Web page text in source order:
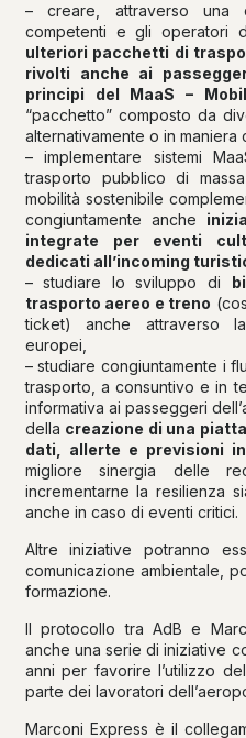
– creare, attraverso una
competenti e gli operatori
ulteriori pacchetti di
rivolti anche ai
principi del MaaS –
“pacchetto” composto da
alternativamente o in maniera
– implementare sistemi
trasporto pubblico di
mobilità sostenibile
congiuntamente anche
integrate per eventi
dedicati all’incoming
– studiare lo sviluppo di
trasporto aereo e treno
ticket) anche attraverso
europei,
– studiare congiuntamente i
trasporto, a consuntivo e in
informativa ai passeggeri
della creazione di una
dati, allerte e previsioni
migliore sinergia delle
incrementarne la resilienza
anche in caso di eventi critici.
Altre iniziative potranno
comunicazione ambientale,
formazione.
Il protocollo tra AdB e
anche una serie di iniziative
anni per favorire l’utilizzo
parte dei lavoratori
Marconi Express è il